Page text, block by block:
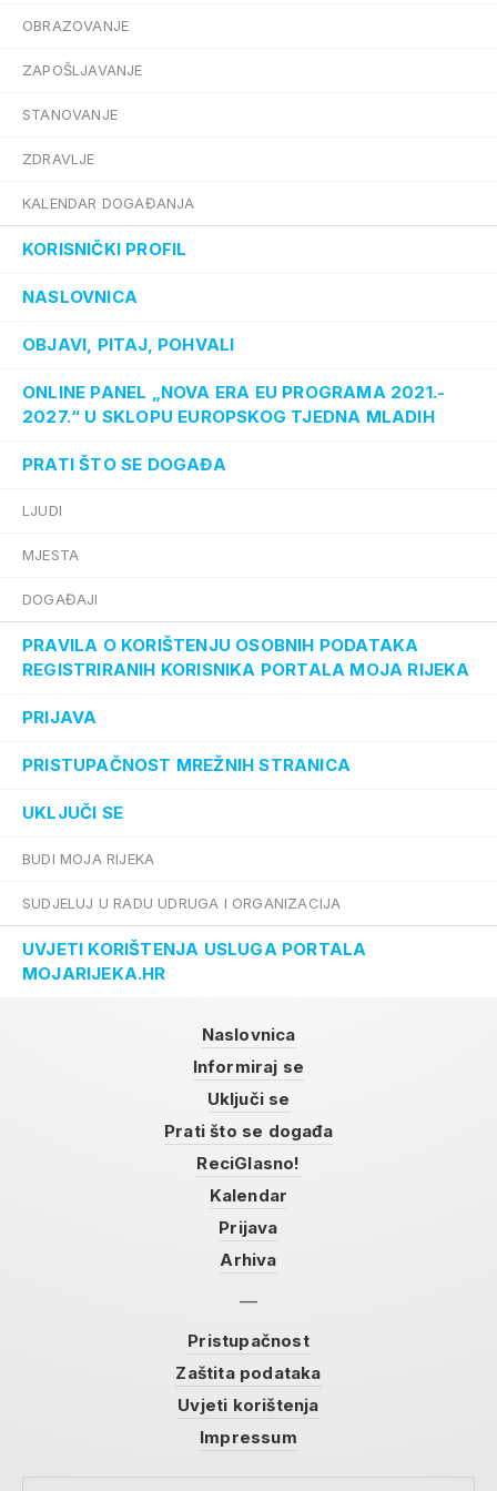
OBRAZOVANJE
ZAPOŠLJAVANJE
STANOVANJE
ZDRAVLJE
KALENDAR DOGAĐANJA
KORISNIČKI PROFIL
NASLOVNICA
OBJAVI, PITAJ, POHVALI
ONLINE PANEL „NOVA ERA EU PROGRAMA 2021.-
2027.“ U SKLOPU EUROPSKOG TJEDNA MLADIH
PRATI ŠTO SE DOGAĐA
LJUDI
MJESTA
DOGAĐAJI
PRAVILA O KORIŠTENJU OSOBNIH PODATAKA
REGISTRIRANIH KORISNIKA PORTALA MOJA RIJEKA
PRIJAVA
PRISTUPAČNOST MREŽNIH STRANICA
UKLJUČI SE
BUDI MOJA RIJEKA
SUDJELUJ U RADU UDRUGA I ORGANIZACIJA
UVJETI KORIŠTENJA USLUGA PORTALA
MOJARIJEKA.HR
Naslovnica
Informiraj se
Uključi se
Prati što se događa
ReciGlasno!
Kalendar
Prijava
Arhiva
Pristupačnost
Zaštita podataka
Uvjeti korištenja
Impressum